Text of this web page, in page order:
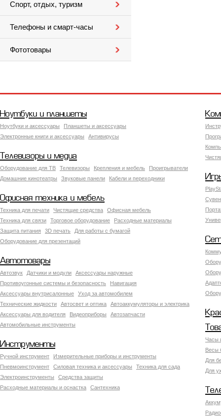
Спорт, отдых, туризм
Телефоны и смарт-часы
Фототовары
Ноутбуки и планшеты
Ноутбуки и аксессуары
Планшеты и аксессуары
Электронные книги и аксессуары
Антивирусы
Телевизоры и медиа
Оборудование для ТВ Телевизоры Крепления и мебель
Проигрыватели
Домашние кинотеатры
Звуковые панели Кабели и переходники
Офисная техника и мебель
Техника для печати Чистящие средства
Офисная мебель
Техника для связи
Торговое оборудование
Расходные материалы
Защита питания
3D печать
Для работы с бумагой
Оборудование для презентаций
Автотовары
Автозвук Датчики и модули
Аксессуары наружные
Противоугонные системы и безопасность
Навигация
Аксесcуары внутрисалонные
Уход за автомобилем
Технические жидкости
Автосвет и оптика
Автоаккумуляторы и электрика
Аксессуары для водителя
Видеоприборы
Автозапчасти
Автомобильные инструменты
Часы
Весы
Для
Для
Инструменты
Ручной инструмент
Измерительные приборы и инструменты
Пневмоинструмент
Силовая техника и аксессуары
Техника для сада
Электроинструменты
Средства защиты
Расходные материалы и оснастка
Сантехника